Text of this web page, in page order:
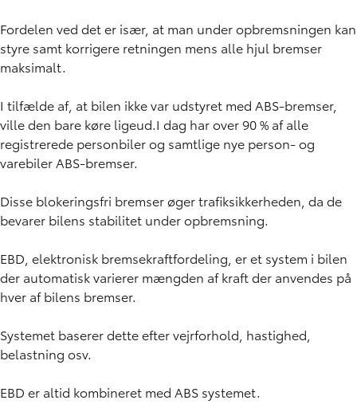
Fordelen ved det er især, at man under opbremsningen kan
styre samt korrigere retningen mens alle hjul bremser
maksimalt.
I tilfælde af, at bilen ikke var udstyret med ABS-bremser,
ville den bare køre ligeud.I dag har over 90 % af alle
registrerede personbiler og samtlige nye person- og
varebiler ABS-bremser.
Disse blokeringsfri bremser øger trafiksikkerheden, da de
bevarer bilens stabilitet under opbremsning.
EBD, elektronisk bremsekraftfordeling, er et system i bilen
der automatisk varierer mængden af kraft der anvendes på
hver af bilens bremser.
Systemet baserer dette efter vejrforhold, hastighed,
belastning osv.
EBD er altid kombineret med ABS systemet.